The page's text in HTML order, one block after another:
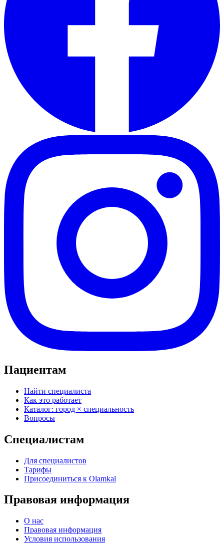
Пациентам
Найти специалиста
Как это работает
Каталог: город × специальность
Вопросы
Специалистам
Для специалистов
Тарифы
Присоединиться к Olamkal
Правовая информация
О нас
Правовая информация
Условия использования